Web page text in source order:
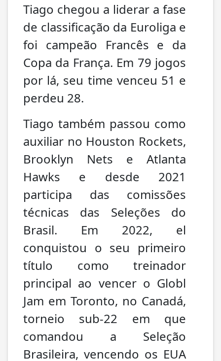
Tiago chegou a liderar a fase
de classificação da Euroliga e
foi campeão Francês e da
Copa da França. Em 79 jogos
por lá, seu time venceu 51 e
perdeu 28.
Tiago também passou como
auxiliar no Houston Rockets,
Brooklyn Nets e Atlanta
Hawks e desde 2021
participa das comissões
técnicas das Seleções do
Brasil. Em 2022, el
conquistou o seu primeiro
título como treinador
principal ao vencer o Globl
Jam em Toronto, no Canadá,
torneio sub-22 em que
comandou a Seleção
Brasileira, vencendo os EUA